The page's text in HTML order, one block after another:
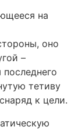
на
оно
–
тетиву
к цели.